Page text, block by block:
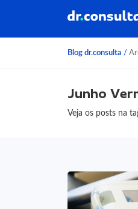
Blog dr.consulta /
Junho
Veja os posts na